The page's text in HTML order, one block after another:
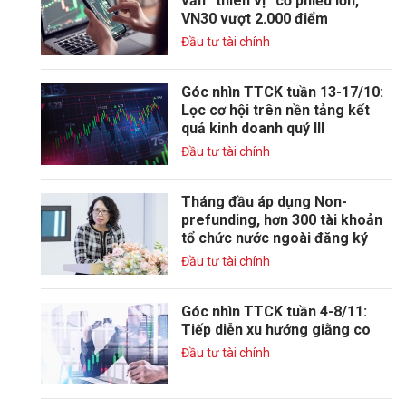
VN30 vượt 2.000 điểm
Đầu tư tài chính
Góc nhìn TTCK tuần 13-17/10:
Lọc cơ hội trên nền tảng kết
quả kinh doanh quý III
Đầu tư tài chính
Tháng đầu áp dụng Non-
prefunding, hơn 300 tài khoản
tổ chức nước ngoài đăng ký
Đầu tư tài chính
Góc nhìn TTCK tuần 4-8/11:
Tiếp diễn xu hướng giằng co
Đầu tư tài chính